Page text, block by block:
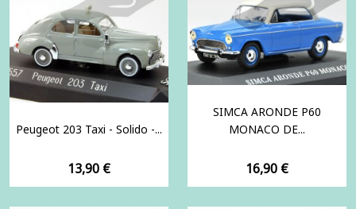
Peugeot 203 Taxi - Solido -...
Prix
13,90 €
SIMCA ARONDE P60
MONACO DE...
Prix
16,90 €